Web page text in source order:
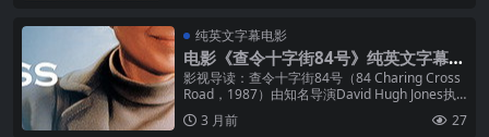
纯英文字幕电影
电影《查令十字街84号》纯英文字幕高
清MP4下载
影视导读：查令十字街84号（84 Charing Cross
Road，1987）由知名导演David Hugh Jones执
导，安东尼·霍普金斯（Anthon...
3 月前 27